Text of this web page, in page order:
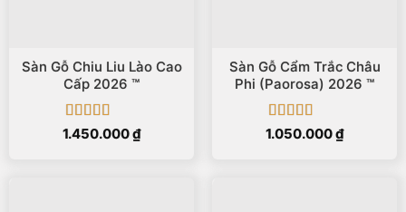
Sàn Gỗ Chiu Liu Lào Cao
Cấp 2026 ™
Được xếp
5 sao
1.450.000₫
Sàn Gỗ Cẩm Trắc Châu
Phi (Paorosa) 2026 ™
Được xếp
5 sao
1.050.000₫